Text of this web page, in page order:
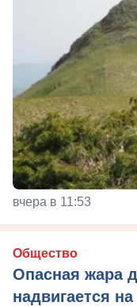
вчера в 11:53
Общество
Опасная жара
надвигается